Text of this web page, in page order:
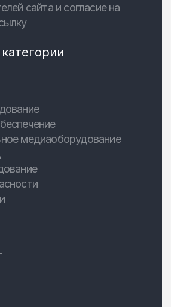
сайта и согласие на
медиаоборудование